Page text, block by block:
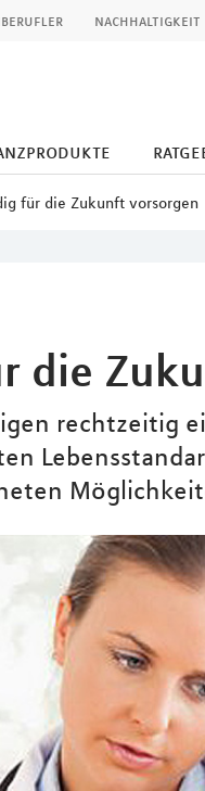
nachhaltigkeit
für die Zukunft vorsorgen
die
rechtzeitig